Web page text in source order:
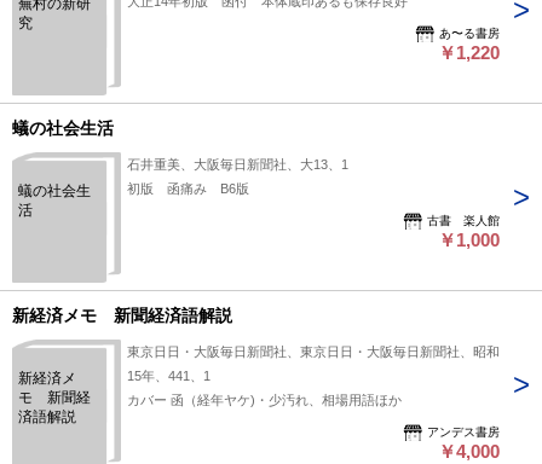
蕪村の新研
究
あ〜る書房
￥1,220
蟻の社会生活
蟻の社会生
活
石井重美、大阪毎日新聞社、大13、1
初版 函痛み B6版
古書 楽人館
￥1,000
新経済メモ 新聞経済語解説
新経済メ
モ 新聞経
済語解説
東京日日・大阪毎日新聞社、東京日日・大阪毎日新聞社、昭和
15年、441、1
カバー 函（経年ヤケ)・少汚れ、相場用語ほか
アンデス書房
￥4,000